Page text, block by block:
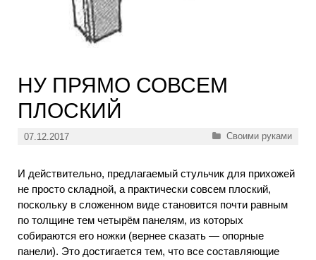
НУ ПРЯМО СОВСЕМ
ПЛОСКИЙ
07.12.2017 Рубрики
Своими руками
И действительно, предлагаемый стульчик для прихожей
не просто складной, а практически совсем плоский,
поскольку в сложенном виде становится почти равным
по толщине тем четырём панелям, из которых
собираются его ножки (вернее сказать — опорные
панели). Это достигается тем, что все составляющие